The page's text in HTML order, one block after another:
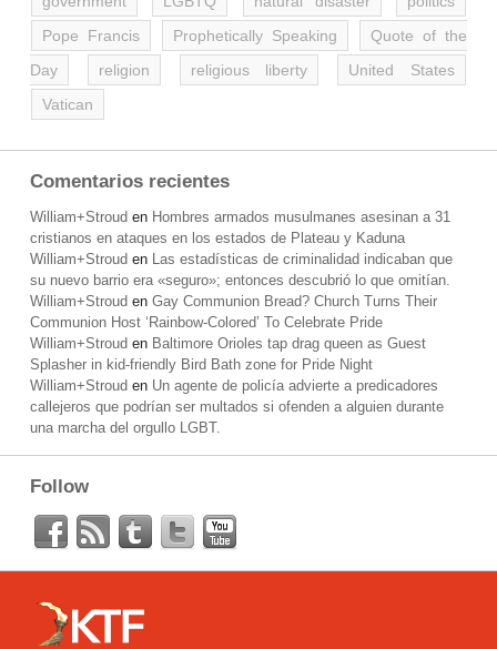
Pope Francis
Prophetically Speaking
Quote of the
Day
religion religious liberty
United States
Vatican
Comentarios recientes
William+Stroud en Hombres armados musulmanes asesinan a 31
cristianos en ataques en los estados de Plateau y Kaduna
William+Stroud en Las estadísticas de criminalidad indicaban que
su nuevo barrio era «seguro»; entonces descubrió lo que omitían.
William+Stroud en Gay Communion Bread? Church Turns Their
Communion Host ‘Rainbow-Colored’ To Celebrate Pride
William+Stroud en Baltimore Orioles tap drag queen as Guest
Splasher in kid-friendly Bird Bath zone for Pride Night
William+Stroud en Un agente de policía advierte a predicadores
callejeros que podrían ser multados si ofenden a alguien durante
una marcha del orgullo LGBT.
Follow